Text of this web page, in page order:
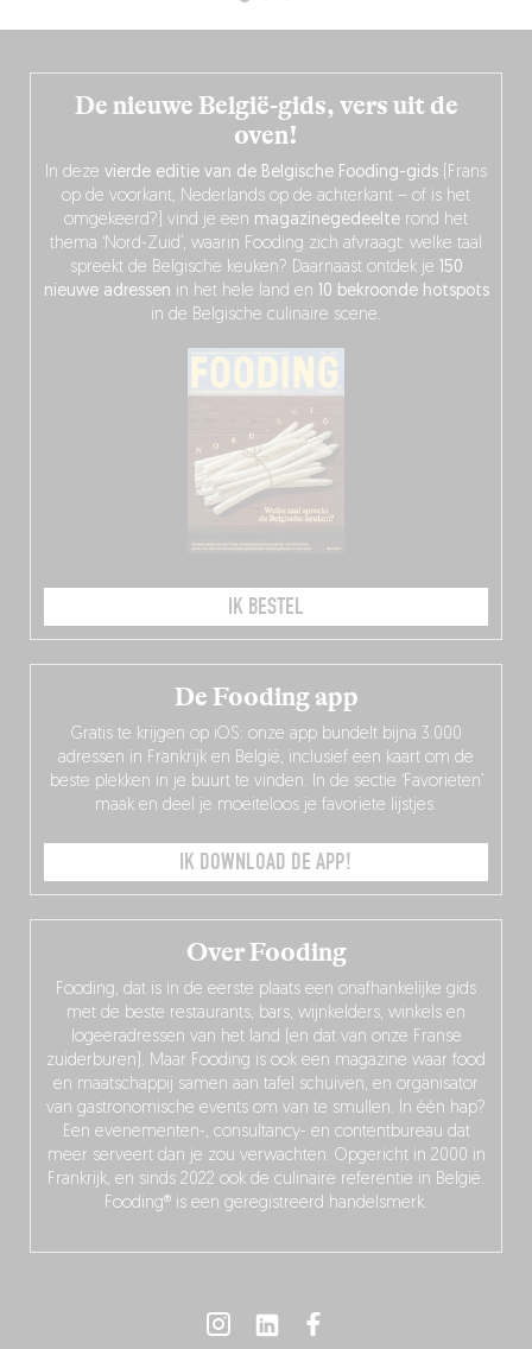
De nieuwe België-gids, vers uit de
oven!
In deze vierde editie van de Belgische Fooding-gids (Frans
op de voorkant, Nederlands op de achterkant – of is het
omgekeerd?) vind je een magazinegedeelte rond het
thema ‘Nord-Zuid’, waarin Fooding zich afvraagt: welke taal
spreekt de Belgische keuken? Daarnaast ontdek je 150
nieuwe adressen in het hele land en 10 bekroonde hotspots
in de Belgische culinaire scene.
IK BESTEL
Over Fooding
Fooding, dat is in de eerste plaats een onafhankelijke gids
met de beste restaurants, bars, wijnkelders, winkels en
logeeradressen van het land (en dat van onze Franse
zuiderburen). Maar Fooding is ook een magazine waar food
en maatschappij samen aan tafel schuiven, en organisator
van gastronomische events om van te smullen. In één hap?
Een evenementen-, consultancy- en contentbureau dat
meer serveert dan je zou verwachten. Opgericht in 2000 in
Frankrijk, en sinds 2022 ook de culinaire referentie in België.
Fooding® is een geregistreerd handelsmerk.
De Fooding app
Gratis te krijgen op iOS: onze app bundelt bijna 3.000
adressen in Frankrijk en België, inclusief een kaart om de
beste plekken in je buurt te vinden. In de sectie ‘Favorieten’
maak en deel je moeiteloos je favoriete lijstjes.
IK DOWNLOAD DE APP!